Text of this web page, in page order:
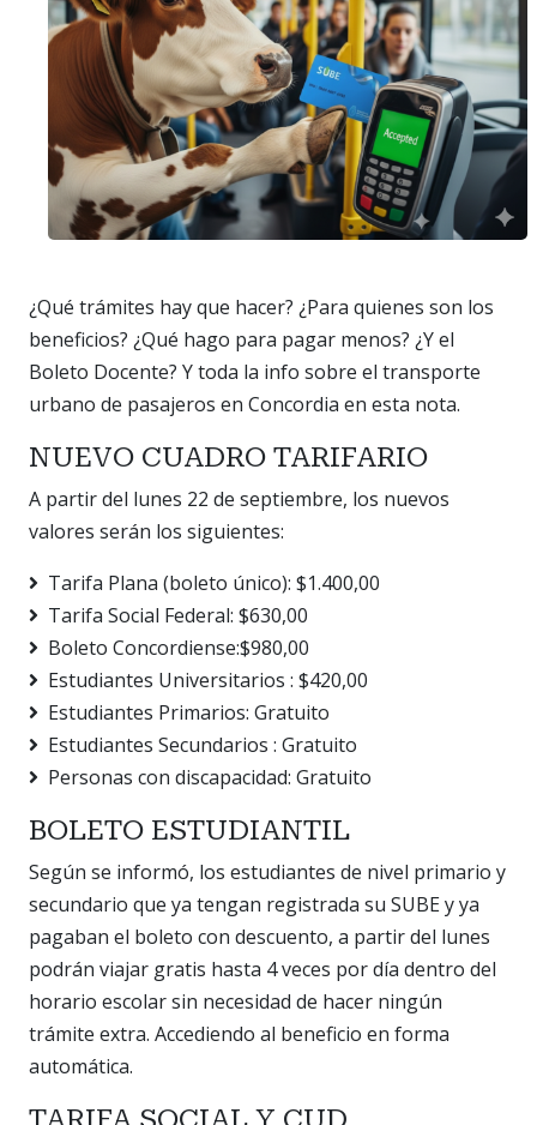
¿Qué trámites hay que hacer? ¿Para quienes son los
beneficios? ¿Qué hago para pagar menos? ¿Y el
Boleto Docente? Y toda la info sobre el transporte
urbano de pasajeros en Concordia en esta nota.
NUEVO CUADRO TARIFARIO
A partir del lunes 22 de septiembre, los nuevos
valores serán los siguientes:
Tarifa Plana (boleto único): $1.400,00
Tarifa Social Federal: $630,00
Boleto Concordiense:$980,00
Estudiantes Universitarios : $420,00
Estudiantes Primarios: Gratuito
Estudiantes Secundarios : Gratuito
Personas con discapacidad: Gratuito
BOLETO ESTUDIANTIL
Según se informó, los estudiantes de nivel primario y
secundario que ya tengan registrada su SUBE y ya
pagaban el boleto con descuento, a partir del lunes
podrán viajar gratis hasta 4 veces por día dentro del
horario escolar sin necesidad de hacer ningún
trámite extra. Accediendo al beneficio en forma
automática.